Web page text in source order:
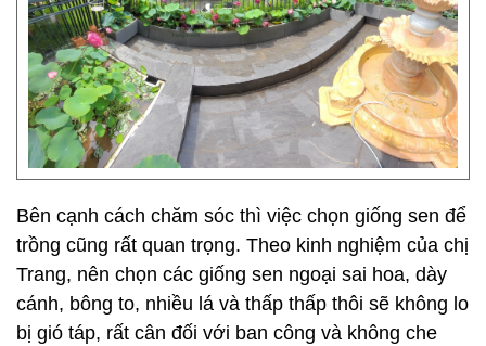
Bên cạnh cách chăm sóc thì việc chọn giống sen để
trồng cũng rất quan trọng. Theo kinh nghiệm của chị
Trang, nên chọn các giống sen ngoại sai hoa, dày
cánh, bông to, nhiều lá và thấp thấp thôi sẽ không lo
bị gió táp, rất cân đối với ban công và không che